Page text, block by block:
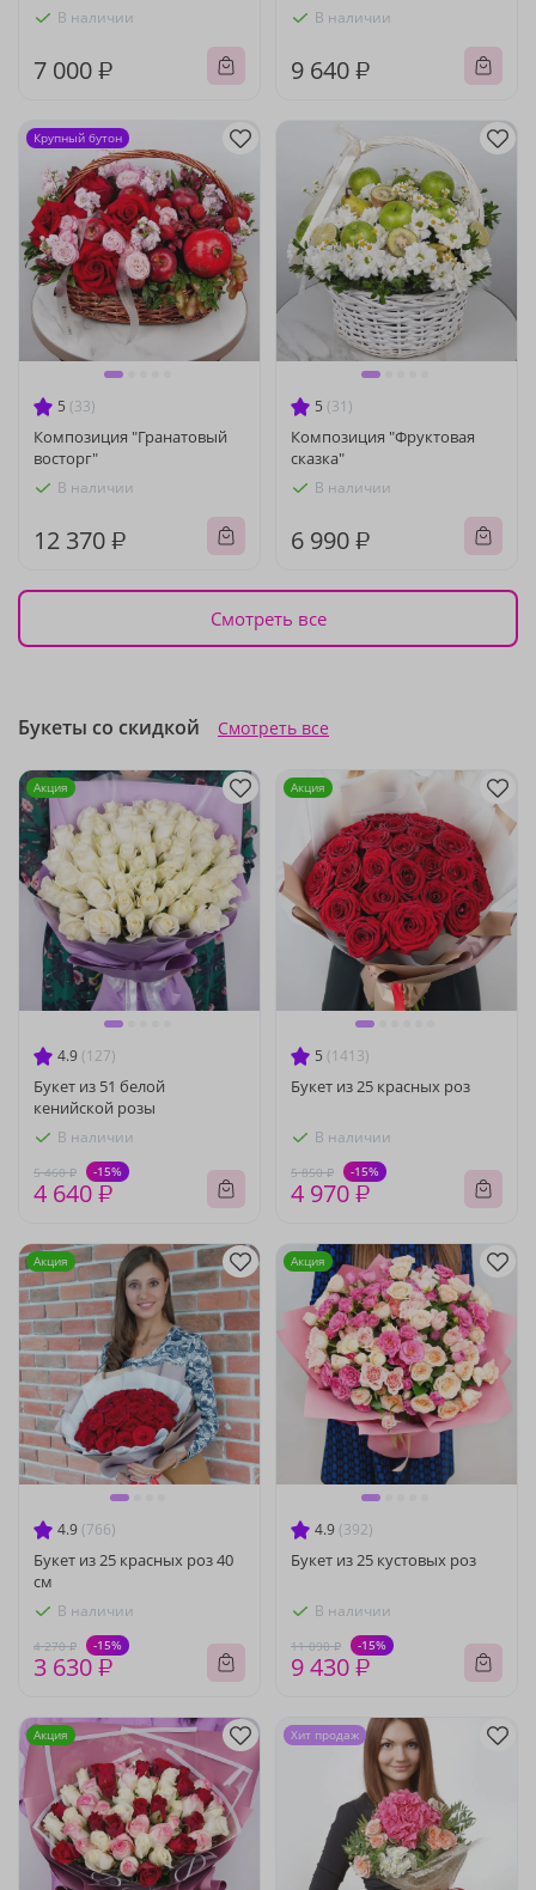
В наличии
7 000 ₽
В наличии
9 640 ₽
5 (33)
Композиция "Гранатовый
восторг"
В наличии
12 370 ₽
Крупный бутон
5 (31)
Композиция "Фруктовая
сказка"
В наличии
6 990 ₽
Смотреть все
Букеты со скидкой Смотреть все
4.9 (127)
Букет из 51 белой
кенийской розы
В наличии
5 460 ₽ -15%
4 640 ₽
Акция
5 (1413)
Букет из 25 красных роз
В наличии
5 850 ₽ -15%
4 970 ₽
Акция
4.9 (766)
Букет из 25 красных роз 40
см
В наличии
4 270 ₽ -15%
3 630 ₽
Акция
4.9 (392)
Букет из 25 кустовых роз
В наличии
11 090 ₽ -15%
9 430 ₽
Акция
Акция Хит продаж